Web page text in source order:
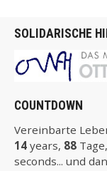
SOLIDARISCHE
COUNTDOWN
Vereinbarte
14 years, 88 Tage,
seconds... und